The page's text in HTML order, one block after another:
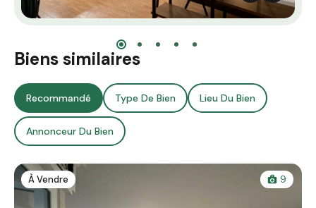
Biens similaires
Recommandé Type De Bien Lieu Du Bien
Annonceur Du Bien
À Vendre 9